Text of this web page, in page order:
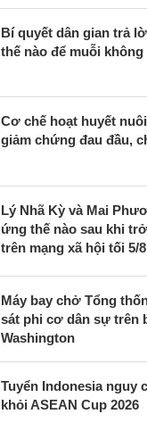
Bí quyết dân gian trả
thế nào để muỗi không
Cơ chế hoạt huyết
giảm chứng đau đầu,
Lý Nhã Kỳ và Mai
ứng thế nào sau khi
trên mạng xã hội tối 5/
Máy bay chở Tổng
sát phi cơ dân sự trên
Washington
Tuyển Indonesia nguy
khỏi ASEAN Cup 2026